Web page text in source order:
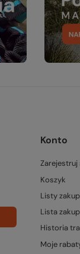
Konto
Zarejestruj
Koszyk
Listy
Lista
Historia
Moje